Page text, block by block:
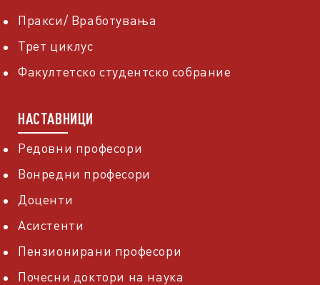
Пракси/ Вработувања
Трет циклус
Факултетско студентско собрание
НАСТАВНИЦИ
Редовни професори
Вонредни професори
Доценти
Асистенти
Пензионирани професори
Почесни доктори на наука